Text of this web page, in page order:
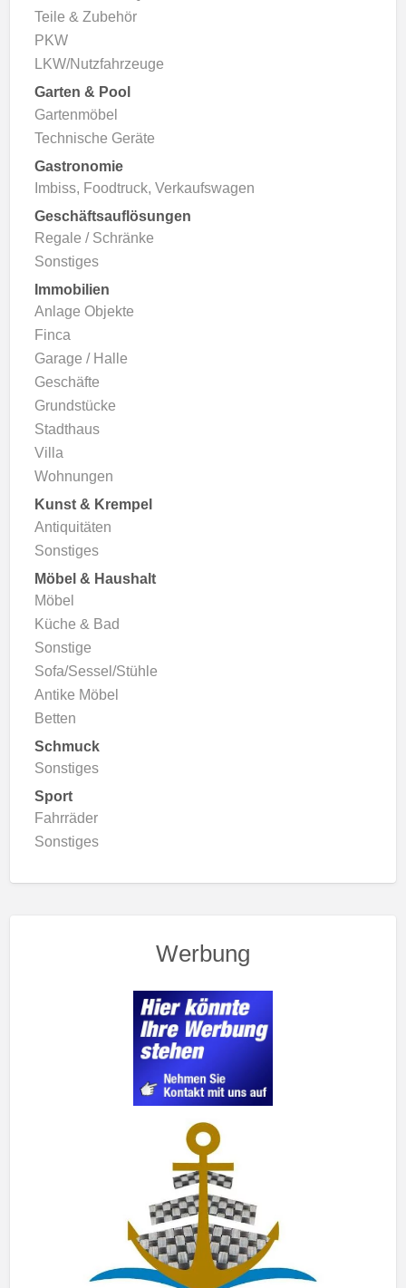
Teile & Zubehör
PKW
LKW/Nutzfahrzeuge
Garten & Pool
Gartenmöbel
Technische Geräte
Gastronomie
Imbiss, Foodtruck, Verkaufswagen
Geschäftsauflösungen
Regale / Schränke
Sonstiges
Immobilien
Anlage Objekte
Finca
Garage / Halle
Geschäfte
Grundstücke
Stadthaus
Villa
Wohnungen
Kunst & Krempel
Antiquitäten
Sonstiges
Möbel & Haushalt
Möbel
Küche & Bad
Sonstige
Sofa/Sessel/Stühle
Antike Möbel
Betten
Schmuck
Sonstiges
Sport
Fahrräder
Sonstiges
Werbung